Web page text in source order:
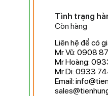
Tình trạng
Còn hàng
Liên hệ để có
Mr Vũ: 0908
Mr Hoàng:
Mr Di: 0933
Email: